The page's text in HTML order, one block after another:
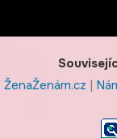
ŽenaŽenám.cz |